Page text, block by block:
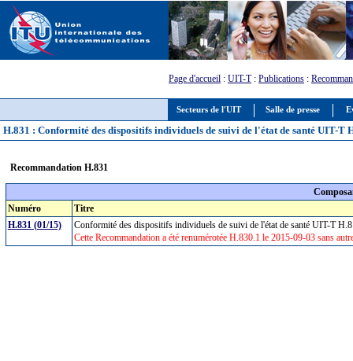
Secteurs de l'UIT Salle de presse
Page d'accueil : UIT-T: Publications :
H.831 : Conformité des dispositifs individuels de suivi de l'état de santé UIT-
Recommandation H.831
Numéro
Titre
H.831 (01/15)
Conformité des dispositifs individuels de suivi de l'état de santé UIT-T
Cette Recommandation a été renumérotée H.830.1 le 2015-09-03 sans